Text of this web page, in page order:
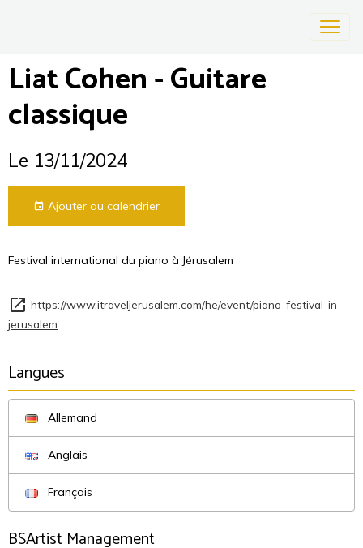
Liat Cohen - Guitare
classique
Le 13/11/2024
Ajouter au calendrier
Festival international du piano à Jérusalem
https://www.itraveljerusalem.com/he/event/piano-festival-in-
jerusalem
Langues
Allemand
Anglais
Français
BSArtist Management